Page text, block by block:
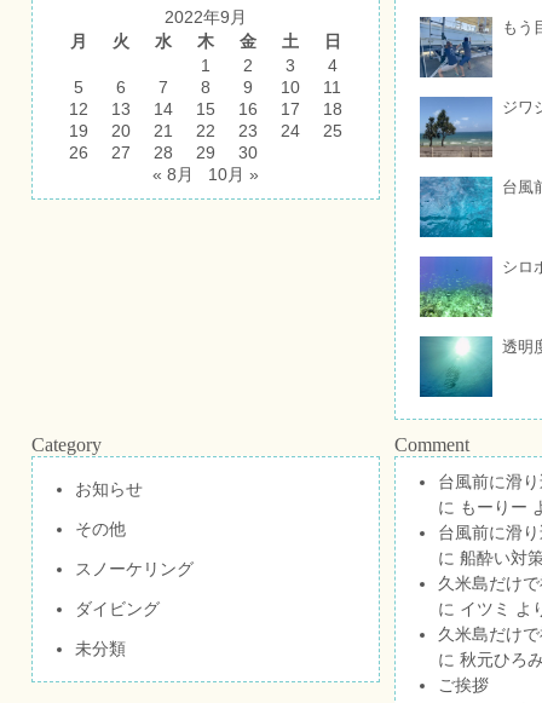
2022年9月
月
火 水 木 金 土
日
1
2 3
4
5
6 7 8 9 10
11
12
13 14 15 16 17
18
19
20 21 22 23 24
25
26
27 28 29
30
« 8月
10月 »
もう
ジワ
台風
シロ
透明
Category
お知らせ
その他
スノーケリング
ダイビング
未分類
Comment
台風前に滑
に もーりー
台風前に滑
に 船酔い対
久米島だけ
に イツミ
よ
久米島だけ
に 秋元ひろ
ご挨拶